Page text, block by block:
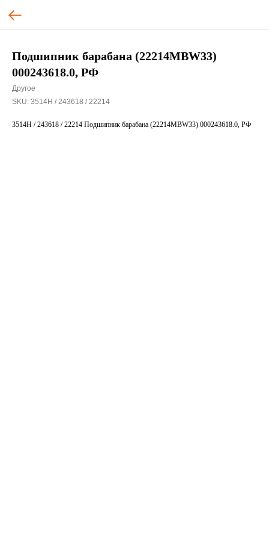
Подшипник барабана (22214MBW33)
000243618.0, РФ
Другое
SKU: 3514Н / 243618 / 22214
3514Н / 243618 / 22214 Подшипник барабана (22214MBW33) 000243618.0, РФ